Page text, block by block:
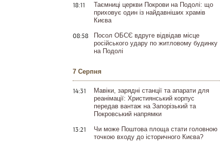
18:11
Таємниці церкви Покрови на Подолі: що
приховує один із найдавніших храмів
Києва
08:58
Посол ОБСЄ вдруге відвідав місце
російського удару по житловому будинку
на Подолі
7 Серпня
14:31
Мавіки, зарядні станції та апарати для
реанімації: Християнський корпус
передав вантаж на Запорізький та
Покровський напрямки
13:21
Чи може Поштова площа стати головною
точкою входу до історичного Києва?